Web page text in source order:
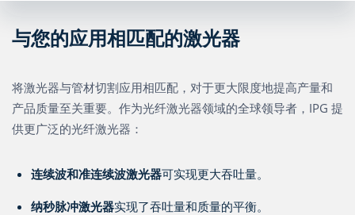
与您的应用相匹配的激光器
将激光器与管材切割应用相匹配，对于更大限度地提高产量和
产品质量至关重要。作为光纤激光器领域的全球领导者，IPG 提
供更广泛的光纤激光器：
连续波和准连续波激光器可实现更大吞吐量。
纳秒脉冲激光器实现了吞吐量和质量的平衡。